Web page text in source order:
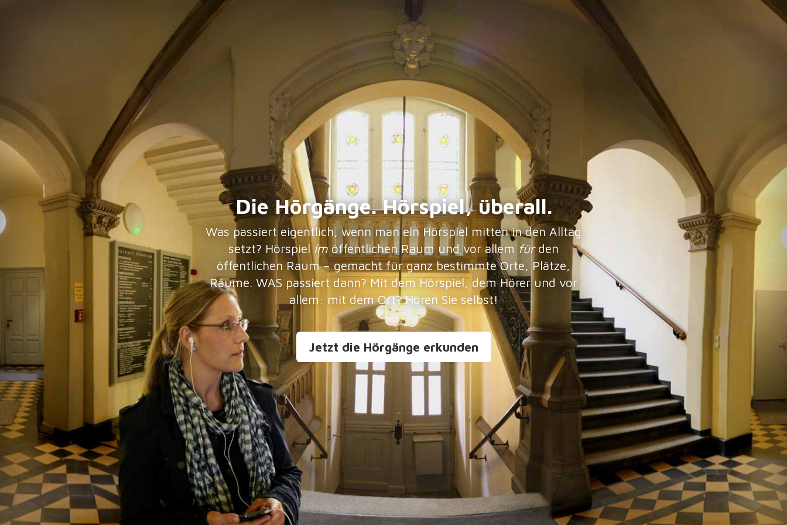
Die Hörgänge. Hörspiel, überall.
Was passiert eigentlich, wenn man ein Hörspiel mitten in den Alltag
setzt? Hörspielim öffentlichen Raum und vor allem fürden
öffentlichen Raum – gemacht für ganz bestimmte Orte, Plätze,
Räume. WAS passiert dann? Mit dem Hörspiel, dem Hörer und vor
allem: mit dem Ort? Hören Sie selbst!
Jetzt die Hörgänge erkunden